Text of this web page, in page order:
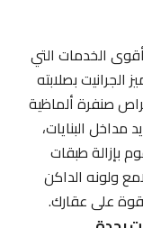
الخدمات التي
بصلابته
صنفرة ألماظية
البنايات،
طبقات
ولونه الداكن
على عقارك.